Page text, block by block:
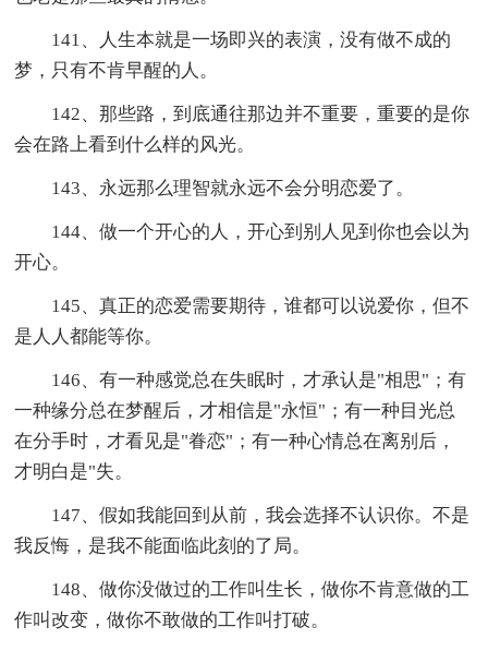
141、人生本就是一场即兴的表演，没有做不成的
梦，只有不肯早醒的人。
142、那些路，到底通往那边并不重要，重要的是你
会在路上看到什么样的风光。
143、永远那么理智就永远不会分明恋爱了。
144、做一个开心的人，开心到别人见到你也会以为
开心。
145、真正的恋爱需要期待，谁都可以说爱你，但不
是人人都能等你。
146、有一种感觉总在失眠时，才承认是"相思"；有
一种缘分总在梦醒后，才相信是"永恒"；有一种目光总
在分手时，才看见是"眷恋"；有一种心情总在离别后，
才明白是"失。
147、假如我能回到从前，我会选择不认识你。不是
我反悔，是我不能面临此刻的了局。
148、做你没做过的工作叫生长，做你不肯意做的工
作叫改变，做你不敢做的工作叫打破。